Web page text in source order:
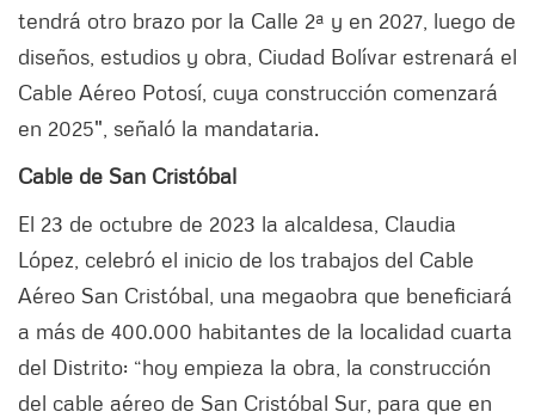
tendrá otro brazo por la Calle 2ª y en 2027, luego de
diseños, estudios y obra, Ciudad Bolívar estrenará el
Cable Aéreo Potosí, cuya construcción comenzará
en 2025", señaló la mandataria.
Cable de San Cristóbal
El 23 de octubre de 2023 la alcaldesa, Claudia
López, celebró el inicio de los trabajos del Cable
Aéreo San Cristóbal, una megaobra que beneficiará
a más de 400.000 habitantes de la localidad cuarta
del Distrito: “hoy empieza la obra, la construcción
del cable aéreo de San Cristóbal Sur, para que en